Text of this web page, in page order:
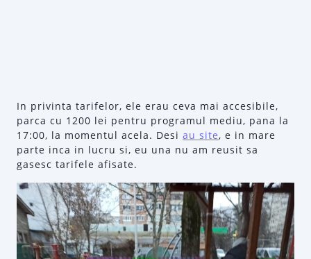
In privinta tarifelor, ele erau ceva mai accesibile,
parca cu 1200 lei pentru programul mediu, pana la
17:00, la momentul acela. Desi au site, e in mare
parte inca in lucru si, eu una nu am reusit sa
gasesc tarifele afisate.